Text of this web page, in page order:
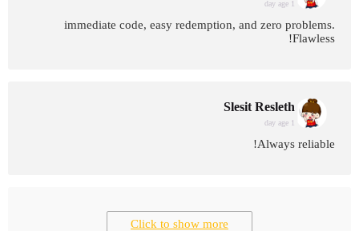
1 day age
immediate code, easy redemption, and zero problems.
Flawless!
Slesit Resleth
1 day age
Always reliable!
Click to show more